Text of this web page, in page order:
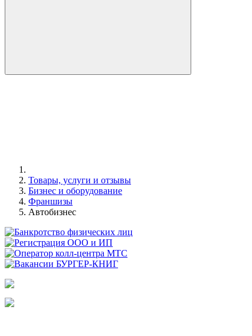
Товары, услуги и отзывы
Бизнес и оборудование
Франшизы
Автобизнес